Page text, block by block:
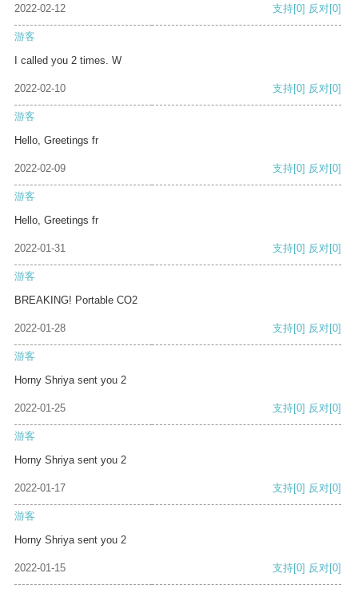
2022-02-12 支持[0] 反对[0]
游客
I called you 2 times. W
2022-02-10 支持[0] 反对[0]
游客
Hello, Greetings fr
2022-02-09 支持[0] 反对[0]
游客
Hello, Greetings fr
2022-01-31 支持[0] 反对[0]
游客
BREAKING! Portable CO2
2022-01-28 支持[0] 反对[0]
游客
Horny Shriya sent you 2
2022-01-25 支持[0] 反对[0]
游客
Horny Shriya sent you 2
2022-01-17 支持[0] 反对[0]
游客
Horny Shriya sent you 2
2022-01-15 支持[0] 反对[0]